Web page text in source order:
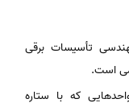
مهندسی تأسیسات برقی
(31 واحد) از واحدهایی که با ستاره